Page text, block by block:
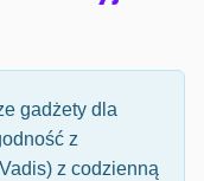
gadżety dla
z
z codzienną